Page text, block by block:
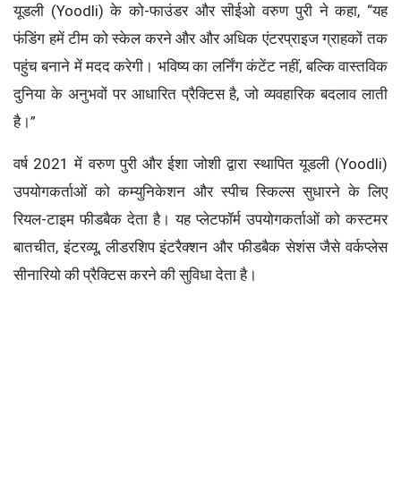
यूडली (Yoodli) के को-फाउंडर और सीईओ वरुण पुरी ने कहा, “यह
फंडिंग हमें टीम को स्केल करने और और अधिक एंटरप्राइज ग्राहकों तक
पहुंच बनाने में मदद करेगी। भविष्य का लर्निंग कंटेंट नहीं, बल्कि वास्तविक
दुनिया के अनुभवों पर आधारित प्रैक्टिस है, जो व्यवहारिक बदलाव लाती
है।”
वर्ष 2021 में वरुण पुरी और ईशा जोशी द्वारा स्थापित यूडली (Yoodli)
उपयोगकर्ताओं को कम्युनिकेशन और स्पीच स्किल्स सुधारने के लिए
रियल-टाइम फीडबैक देता है। यह प्लेटफॉर्म उपयोगकर्ताओं को कस्टमर
बातचीत, इंटरव्यू, लीडरशिप इंटरैक्शन और फीडबैक सेशंस जैसे वर्कप्लेस
सीनारियो की प्रैक्टिस करने की सुविधा देता है।